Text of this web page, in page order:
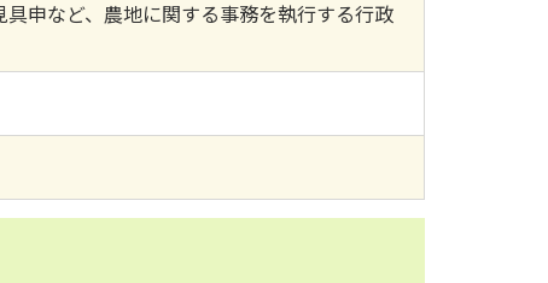
申など、農地に関する事務を執行する行政